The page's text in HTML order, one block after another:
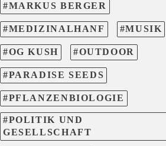
MARKUS BERGER
MEDIZINALHANF MUSIK
OG KUSH OUTDOOR
PARADISE SEEDS
PFLANZENBIOLOGIE
POLITIK UND
GESELLSCHAFT